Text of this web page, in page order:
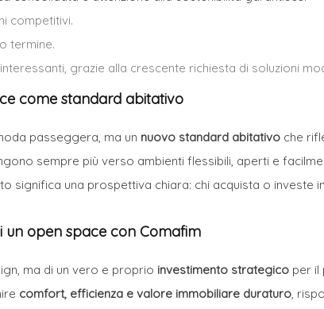
competitivi.
termine.
grazie alla crescente richiesta di soluzioni
come standard abitativo
passeggera, ma un nuovo standard abitativo che
sempre più verso ambienti flessibili, aperti e
significa una prospettiva chiara: chi acquista o
un open space con Comafim
ma di un vero e proprio investimento strategico per il
comfort, efficienza e valore immobiliare duraturo,